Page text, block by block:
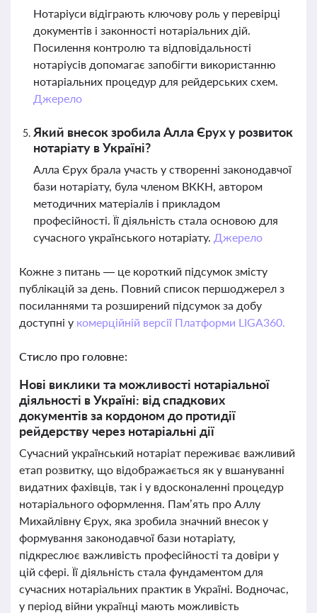
Нотаріуси відіграють ключову роль у перевірці
документів і законності нотаріальних дій.
Посилення контролю та відповідальності
нотаріусів допомагає запобігти використанню
нотаріальних процедур для рейдерських схем.
Джерело
Який внесок зробила Алла Єрух у розвиток
нотаріату в Україні?
Алла Єрух брала участь у створенні законодавчої
бази нотаріату, була членом ВККН, автором
методичних матеріалів і прикладом
професійності. Її діяльність стала основою для
сучасного українського нотаріату. Джерело
Кожне з питань — це короткий підсумок змісту
публікацій за день. Повний список першоджерел з
посиланнями та розширений підсумок за добу
доступні у комерційній версії Платформи LIGA360.
Стисло про головне:
Нові виклики та можливості нотаріальної
діяльності в Україні: від спадкових
документів за кордоном до протидії
рейдерству через нотаріальні дії
Сучасний український нотаріат переживає важливий
етап розвитку, що відображається як у вшануванні
видатних фахівців, так і у вдосконаленні процедур
нотаріального оформлення. Пам’ять про Аллу
Михайлівну Єрух, яка зробила значний внесок у
формування законодавчої бази нотаріату,
підкреслює важливість професійності та довіри у
цій сфері. Її діяльність стала фундаментом для
сучасних нотаріальних практик в Україні. Водночас,
у період війни українці мають можливість